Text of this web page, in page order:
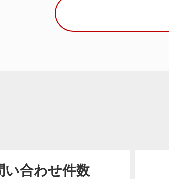
い合わせ件数